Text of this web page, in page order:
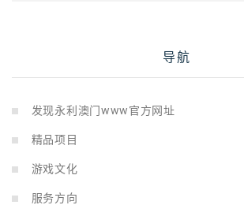
导航
发现永利澳门www官方网址
精品项目
游戏文化
服务方向